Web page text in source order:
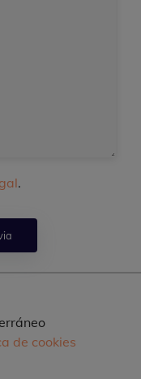
.
de cookies